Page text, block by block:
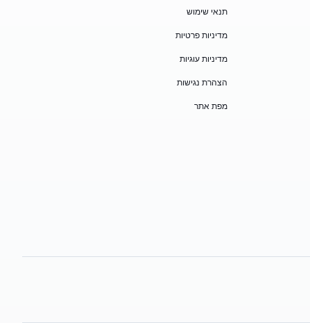
תנאי שימוש
מדיניות פרטיות
מדיניות עוגיות
הצהרת נגישות
מפת אתר